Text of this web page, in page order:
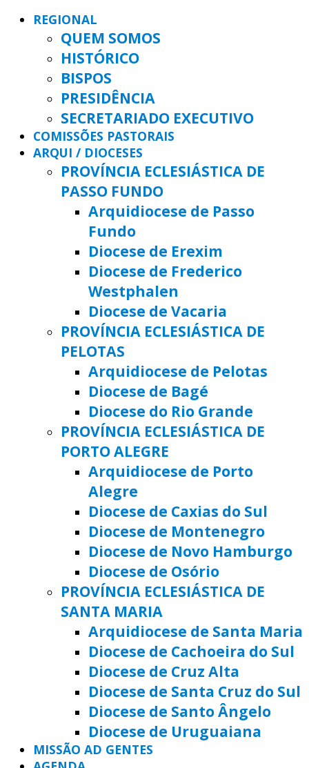
REGIONAL
QUEM SOMOS
HISTÓRICO
BISPOS
PRESIDÊNCIA
SECRETARIADO EXECUTIVO
COMISSÕES PASTORAIS
ARQUI / DIOCESES
PROVÍNCIA ECLESIÁSTICA DE
PASSO FUNDO
Arquidiocese de Passo
Fundo
Diocese de Erexim
Diocese de Frederico
Westphalen
Diocese de Vacaria
PROVÍNCIA ECLESIÁSTICA DE
PELOTAS
Arquidiocese de Pelotas
Diocese de Bagé
Diocese do Rio Grande
PROVÍNCIA ECLESIÁSTICA DE
PORTO ALEGRE
Arquidiocese de Porto
Alegre
Diocese de Caxias do Sul
Diocese de Montenegro
Diocese de Novo Hamburgo
Diocese de Osório
PROVÍNCIA ECLESIÁSTICA DE
SANTA MARIA
Arquidiocese de Santa Maria
Diocese de Cachoeira do Sul
Diocese de Cruz Alta
Diocese de Santa Cruz do Sul
Diocese de Santo Ângelo
Diocese de Uruguaiana
MISSÃO AD GENTES